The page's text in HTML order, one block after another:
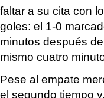
faltar a su cita con
goles: el 1-0
minutos después
mismo cuatro
Pese al empate
el segundo tiempo